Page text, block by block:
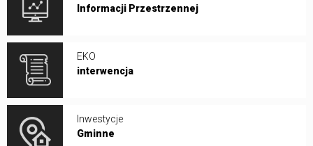
Informacji Przestrzennej
EKO
interwencja
Inwestycje
Gminne